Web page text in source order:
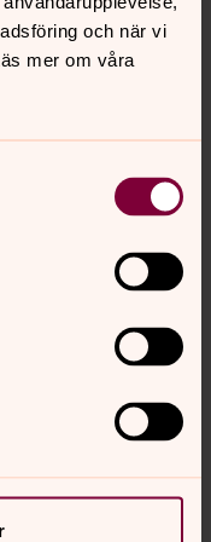
och när vi
mer om våra